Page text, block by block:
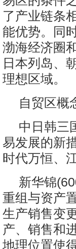
了产业链条
能优势。同
渤海经济圈
日本列岛、
理想区域。
自贸区概
中日韩三
易发展的新
时代万恒、
新华锦
重组与资产
生产销售变
产、销售和
地理位置使